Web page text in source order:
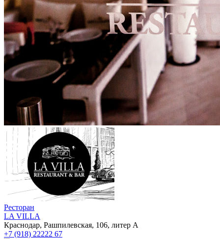
Ресторан
LA VILLA
Краснодар, Рашпилевская, 106, литер А
+7 (918) 22222 67